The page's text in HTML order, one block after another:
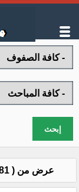
إبحث
عرض من ( 181 ) الى ( 200 ) من أصل ( 1,788 ) سجل